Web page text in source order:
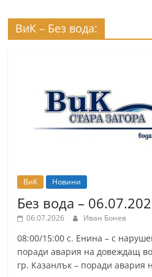
ВиК – Без вода:
ВиК Новини
Без вода –
06.07.2026 Иван Бонев
08:00/15:00 с. Енина – с
поради авария на довеждащ
гр. Казанлък – поради авария